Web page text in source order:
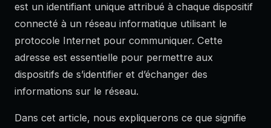
est un identifiant unique attribué à chaque dispositif
connecté à un réseau informatique utilisant le
protocole Internet pour communiquer. Cette
adresse est essentielle pour permettre aux
dispositifs de s’identifier et d’échanger des
informations sur le réseau.
Dans cet article, nous expliquerons ce que signifie